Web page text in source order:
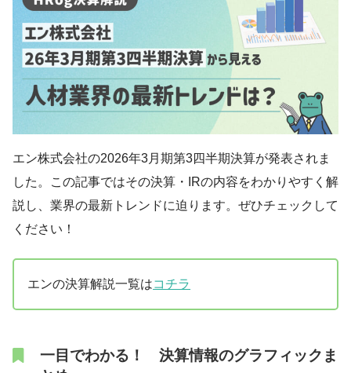
エン株式会社の2026年3月期第3四半期決算が発表されま
した。この記事ではその決算・IRの内容をわかりやすく解
説し、業界の最新トレンドに迫ります。ぜひチェックして
ください！
エンの決算解説一覧はコチラ
一目でわかる！ 決算情報のグラフィックま